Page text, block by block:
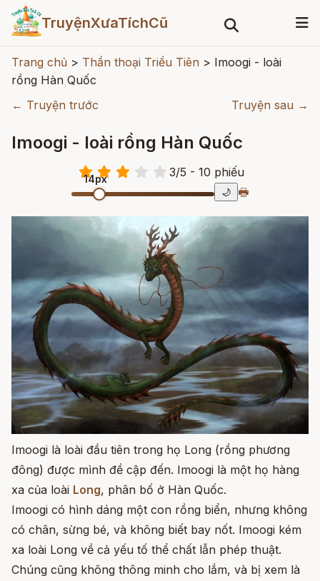
TruyệnXưaTíchCũ
Trang chủ > Thần thoại Triều Tiên > Imoogi - loài
rồng Hàn Quốc
← Truyện trước
Truyện sau →
Imoogi - loài rồng Hàn Quốc
3/5 - 10 phiếu
14px
🌙 🖶
Imoogi là loài đầu tiên trong họ Long (rồng phương
đông) được mình đề cập đến. Imoogi là một họ hàng
xa của loài Long, phân bố ở Hàn Quốc.
Imoogi có hình dáng một con rồng biển, nhưng không
có chân, sừng bé, và không biết bay nốt. Imoogi kém
xa loài Long về cả yếu tố thể chất lẫn phép thuật.
Chúng cũng không thông minh cho lắm, và bị xem là